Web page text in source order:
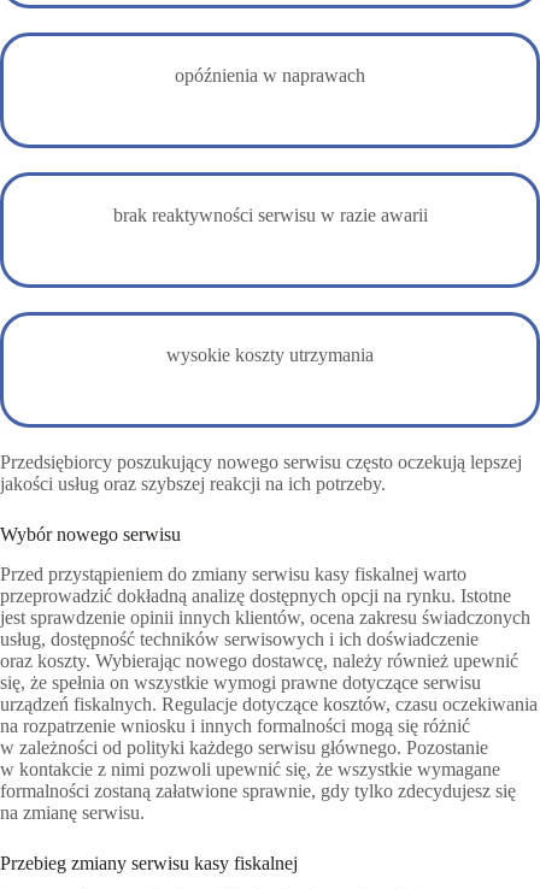
opóźnienia w naprawach
brak reaktywności serwisu w razie awarii
wysokie koszty utrzymania
Przedsiębiorcy poszukujący nowego serwisu często oczekują lepszej
jakości usług oraz szybszej reakcji na ich potrzeby.
Wybór nowego serwisu
Przed przystąpieniem do zmiany serwisu kasy fiskalnej warto
przeprowadzić dokładną analizę dostępnych opcji na rynku. Istotne
jest sprawdzenie opinii innych klientów, ocena zakresu świadczonych
usług, dostępność techników serwisowych i ich doświadczenie
oraz koszty. Wybierając nowego dostawcę, należy również upewnić
się, że spełnia on wszystkie wymogi prawne dotyczące serwisu
urządzeń fiskalnych. Regulacje dotyczące kosztów, czasu oczekiwania
na rozpatrzenie wniosku i innych formalności mogą się różnić
w zależności od polityki każdego serwisu głównego. Pozostanie
w kontakcie z nimi pozwoli upewnić się, że wszystkie wymagane
formalności zostaną załatwione sprawnie, gdy tylko zdecydujesz się
na zmianę serwisu.
Przebieg zmiany serwisu kasy fiskalnej